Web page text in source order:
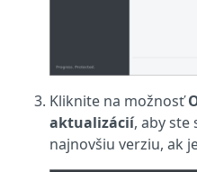
Kliknite na možnosť
aktualizácií, aby ste
najnovšiu verziu, ak